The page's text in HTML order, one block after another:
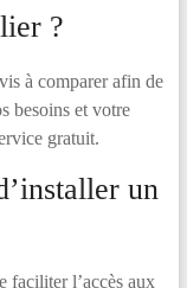
?
à comparer afin de
besoins et votre
gratuit.
un
faciliter l’accès aux